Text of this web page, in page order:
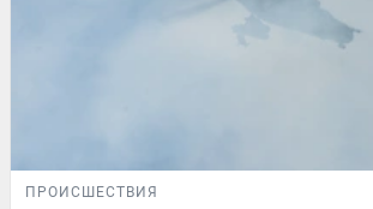
ПРОИСШЕСТВИЯ